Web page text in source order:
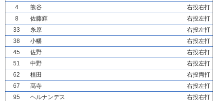
4
熊谷
右投右打
8
佐藤輝
右投左打
33
糸原
右投左打
38
小幡
右投左打
45
佐野
右投右打
51
中野
右投左打
62
植田
右投両打
67
髙寺
右投左打
95
ヘルナンデス
右投右打